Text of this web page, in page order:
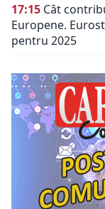
17:15 Cât
Europene.
pentru 2025